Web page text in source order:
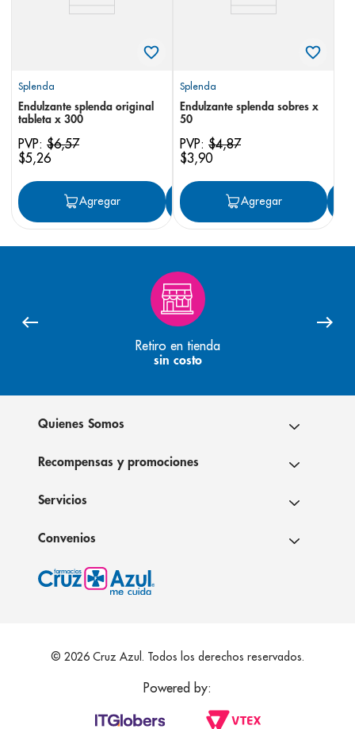
Splenda
Endulzante splenda original
tableta x 300
PVP: $6,57
$5,26
Agregar Agregar
Splenda
Endulzante splenda sobres x
50
PVP: $4,87
$3,90
Agregar
Retiro en tienda
sin costo
Quienes Somos
Recompensas y promociones
Servicios
Convenios
© 2026 Cruz Azul. Todos los derechos reservados.
Powered by: